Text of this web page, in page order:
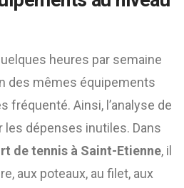
heures par semaine
des mêmes équipements
fréquenté. Ainsi, l’analyse de
les dépenses inutiles. Dans
de tennis à Saint-Etienne, il
aux poteaux, au filet, aux